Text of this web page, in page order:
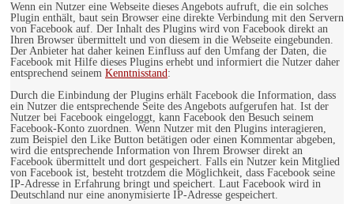
Wenn ein Nutzer eine Webseite dieses Angebots aufruft, die ein solches
Plugin enthält, baut sein Browser eine direkte Verbindung mit den Servern
von Facebook auf. Der Inhalt des Plugins wird von Facebook direkt an
Ihren Browser übermittelt und von diesem in die Webseite eingebunden.
Der Anbieter hat daher keinen Einfluss auf den Umfang der Daten, die
Facebook mit Hilfe dieses Plugins erhebt und informiert die Nutzer daher
entsprechend seinem Kenntnisstand:
Durch die Einbindung der Plugins erhält Facebook die Information, dass
ein Nutzer die entsprechende Seite des Angebots aufgerufen hat. Ist der
Nutzer bei Facebook eingeloggt, kann Facebook den Besuch seinem
Facebook-Konto zuordnen. Wenn Nutzer mit den Plugins interagieren,
zum Beispiel den Like Button betätigen oder einen Kommentar abgeben,
wird die entsprechende Information von Ihrem Browser direkt an
Facebook übermittelt und dort gespeichert. Falls ein Nutzer kein Mitglied
von Facebook ist, besteht trotzdem die Möglichkeit, dass Facebook seine
IP-Adresse in Erfahrung bringt und speichert. Laut Facebook wird in
Deutschland nur eine anonymisierte IP-Adresse gespeichert.